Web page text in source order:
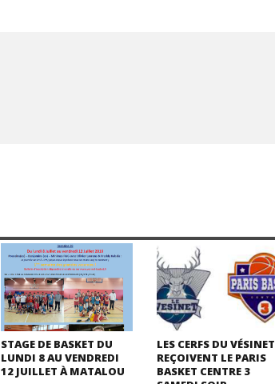
STAGE DE BASKET DU
LUNDI 8 AU VENDREDI
12 JUILLET À MATALOU
LES CERFS DU VÉSINET
REÇOIVENT LE PARIS
BASKET CENTRE 3